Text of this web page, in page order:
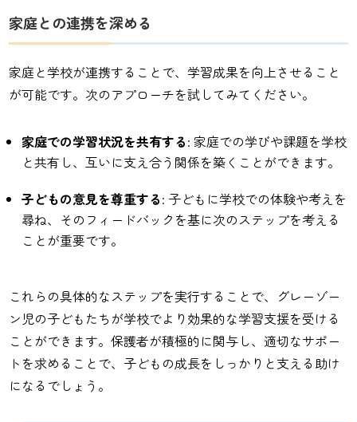
家庭との連携を深める
家庭と学校が連携することで、学習成果を向上させること
が可能です。次のアプローチを試してみてください。
家庭での学習状況を共有する: 家庭での学びや課題を学校
と共有し、互いに支え合う関係を築くことができます。
子どもの意見を尊重する: 子どもに学校での体験や考えを
尋ね、そのフィードバックを基に次のステップを考える
ことが重要です。
これらの具体的なステップを実行することで、グレーゾー
ン児の子どもたちが学校でより効果的な学習支援を受ける
ことができます。保護者が積極的に関与し、適切なサポー
トを求めることで、子どもの成長をしっかりと支える助け
になるでしょう。